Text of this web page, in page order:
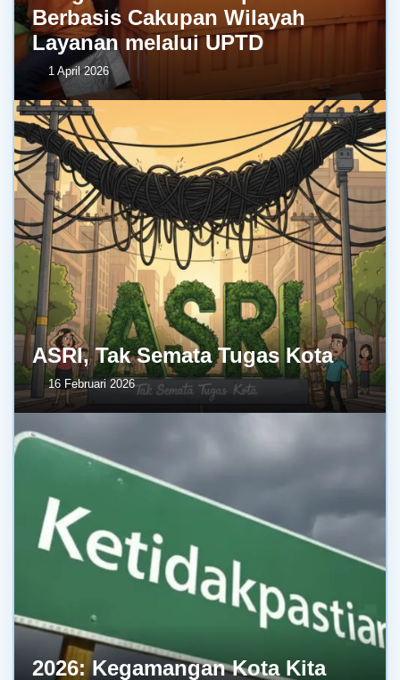
Berbasis Cakupan Wilayah
Layanan melalui UPTD
1 April 2026
ASRI, Tak Semata Tugas Kota
16 Februari 2026
2026: Kegamangan Kota Kita